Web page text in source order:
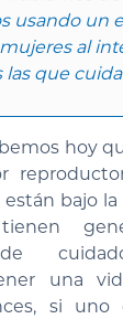
usando un
al
las que
hoy
bajo
de
una
si uno